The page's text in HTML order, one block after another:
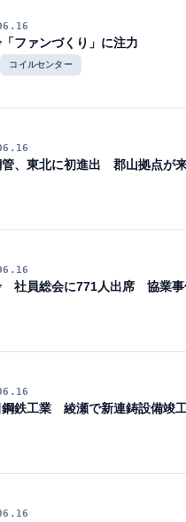
ファンづくり」に注力
コイルセンター
管、東北に初進出 郡山拠点が
社員総会に771人出席 協業事
鋼鉄工業 綾瀬で新連鋳設備竣